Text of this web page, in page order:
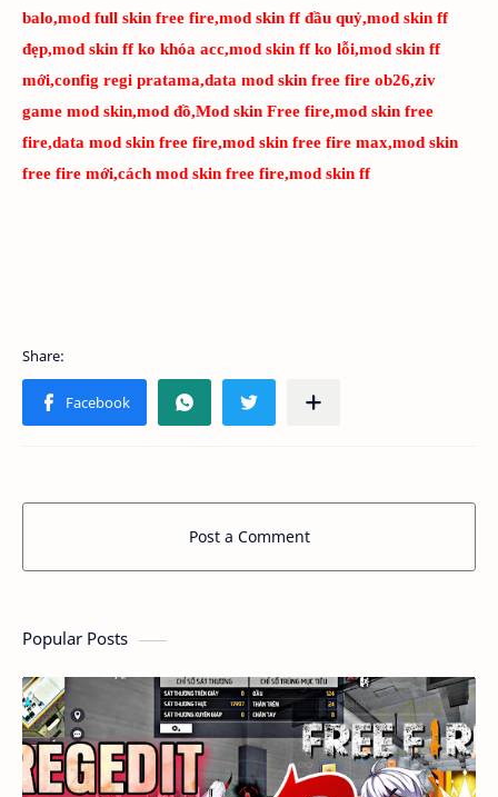
balo,mod full skin free fire,mod skin ff đầu quỷ,mod skin ff
đẹp,mod skin ff ko khóa acc,mod skin ff ko lỗi,mod skin ff
mới,config regi pratama,data mod skin free fire ob26,ziv
game mod skin,mod đồ,Mod skin Free fire,mod skin free
fire,data mod skin free fire,mod skin free fire max,mod skin
free fire mới,cách mod skin free fire,mod skin ff
Post a Comment
Popular Posts